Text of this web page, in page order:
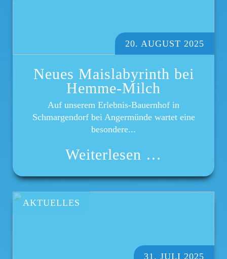
20. AUGUST 2025
Neues Maislabyrinth bei
Hemme-Milch
Auf unserem Erlebnis-Bauernhof in
Schmargendorf bei Angermünde wartet eine
besondere...
Weiterlesen …
AKTUELLES
31. JULI 2025